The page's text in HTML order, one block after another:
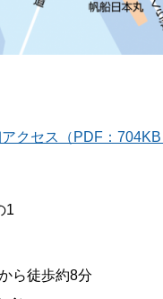
クセス（PDF：
1
ら徒歩約8分